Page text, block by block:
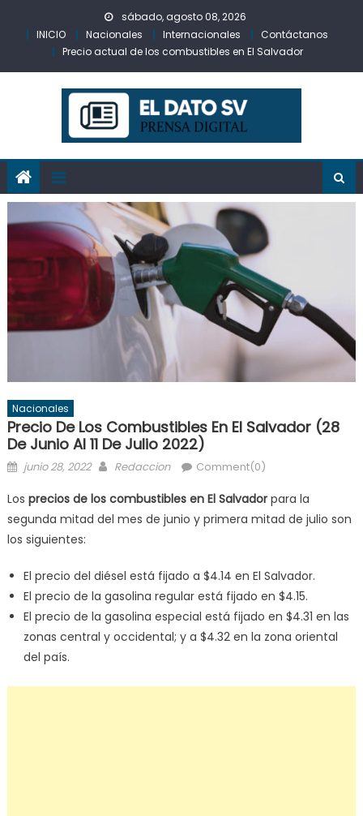
sábado, agosto 08, 2026
INICIO
Nacionales Internacionales
Contáctanos
Precio actual de los combustibles en El Salvador
Nacionales
Precio De Los Combustibles En El Salvador (28
De Junio Al 11 De Julio 2022)
Posted
junio 28, 2022 Author
Redaccion Comment(0)
Los precios de los combustibles en El Salvador para la
segunda mitad del mes de junio y primera mitad de julio son
los siguientes:
El precio del diésel está fijado a $4.14 en El Salvador.
El precio de la gasolina regular está fijado en $4.15.
El precio de la gasolina especial está fijado en $4.31 en las
zonas central y occidental; y a $4.32 en la zona oriental
del país.